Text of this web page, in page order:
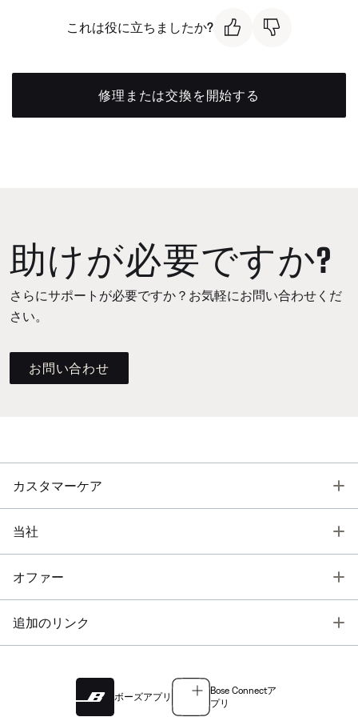
これは役に立ちましたか?
修理または交換を開始する
助けが必要ですか?
さらにサポートが必要ですか？お気軽にお問い合わせくだ
さい。
お問い合わせ
カスタマーケア
当社
オファー
追加のリンク
ボーズアプリ
Bose Connectア
プリ